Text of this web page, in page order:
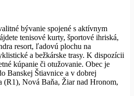
bývanie spojené s aktívnym
tenisové kurty, športové ihriská,
resort, ľadovú plochu na
a bežkárske trasy. K dispozícii
kúpanie či otužovanie. Obec je
Banskej Štiavnice a v dobrej
(R1), Nová Baňa, Žiar nad Hronom,